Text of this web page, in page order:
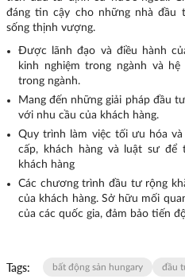
đáng tin cậy cho những nhà
sống thịnh vượng.
Được lãnh đạo và điều hành
kinh nghiệm trong ngành và
trong ngành.
Mang đến những giải pháp đầu
với nhu cầu của khách hàng.
Quy trình làm việc tối ưu hóa
cấp, khách hàng và luật sư
khách hàng
Các chương trình đầu tư rộng
của khách hàng. Sở hữu mối
của các quốc gia, đảm bảo tiến
Tags: bất động sản hungary đầu